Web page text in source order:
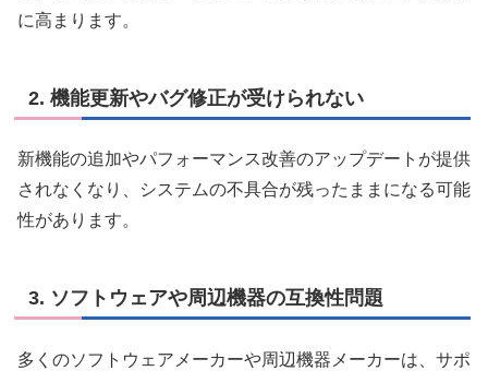
に高まります。
2. 機能更新やバグ修正が受けられない
新機能の追加やパフォーマンス改善のアップデートが提供
されなくなり、システムの不具合が残ったままになる可能
性があります。
3. ソフトウェアや周辺機器の互換性問題
多くのソフトウェアメーカーや周辺機器メーカーは、サポ